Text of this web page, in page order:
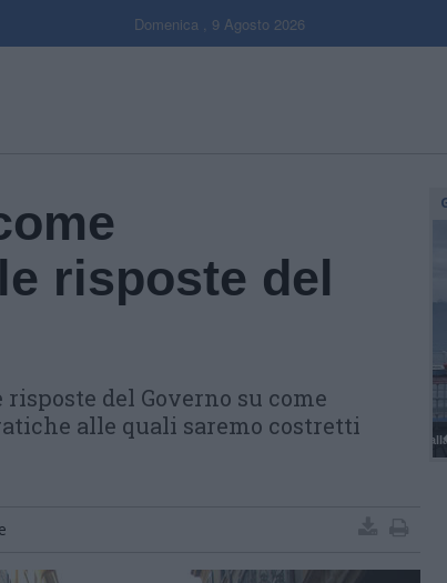
Domenica , 9 Agosto 2026
risposte del
del Governo su come
alle quali saremo costretti